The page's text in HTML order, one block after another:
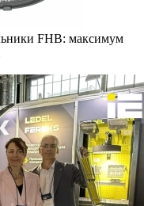
FHB: максимум